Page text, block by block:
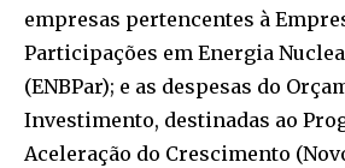
empresas pertencentes à
Participações em Energia
(ENBPar); e as despesas do
Investimento, destinadas ao
Aceleração do Crescimento